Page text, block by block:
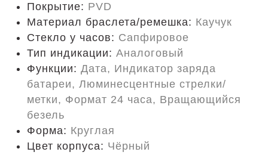
Покрытие: PVD
Материал браслета/ремешка: Каучук
Стекло у часов: Сапфировое
Тип индикации: Аналоговый
Функции: Дата, Индикатор заряда
батареи, Люминесцентные стрелки/
метки, Формат 24 часа, Вращающийся
безель
Форма: Круглая
Цвет корпуса: Чёрный